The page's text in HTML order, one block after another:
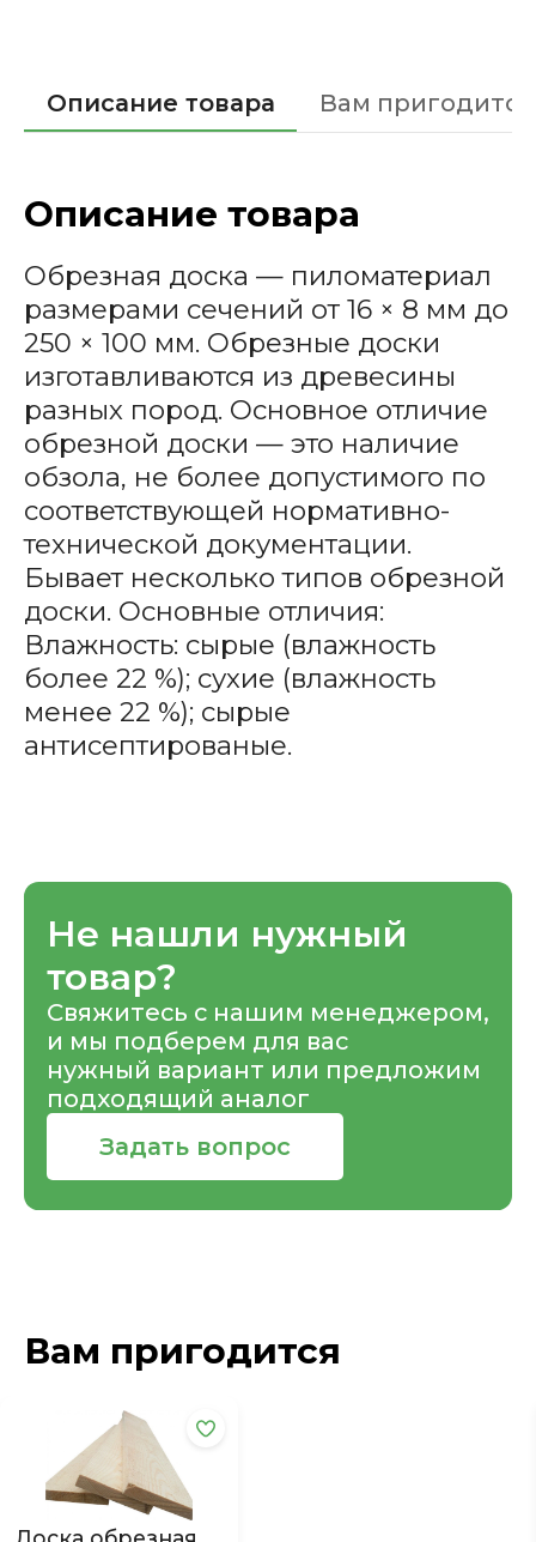
Описание товара Вам пригодится
Описание товара
Обрезная доска — пиломатериал
размерами сечений от 16 × 8 мм до
250 × 100 мм. Обрезные доски
изготавливаются из древесины
разных пород. Основное отличие
обрезной доски — это наличие
обзола, не более допустимого по
соответствующей нормативно-
технической документации.
Бывает несколько типов обрезной
доски. Основные отличия:
Влажность: сырые (влажность
более 22 %); сухие (влажность
менее 22 %); сырые
антисептированые.
Не нашли нужный
товар?
Свяжитесь с нашим менеджером,
и мы подберем для вас
нужный вариант или предложим
подходящий аналог
Задать вопрос
Вам пригодится